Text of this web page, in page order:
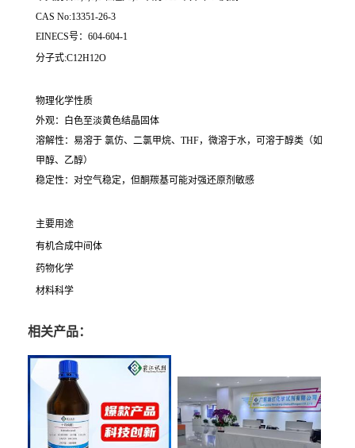
CAS No:13351-26-3
EINECS号：604-604-1
分子式:C12H12O
物理化学性质
外观：白色至淡黄色结晶固体
溶解性：易溶于 氯仿、二氯甲烷、THF，微溶于水，可溶于醇类（如
甲醇、乙醇）
稳定性：对空气稳定，但酮羰基可能对强还原剂敏感
主要用途
有机合成中间体
药物化学
材料科学
相关产品：